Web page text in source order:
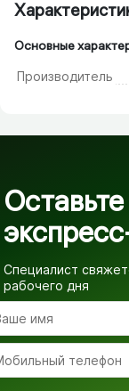
Основные
Производитель
Оставьте
Специалист
рабочего дня